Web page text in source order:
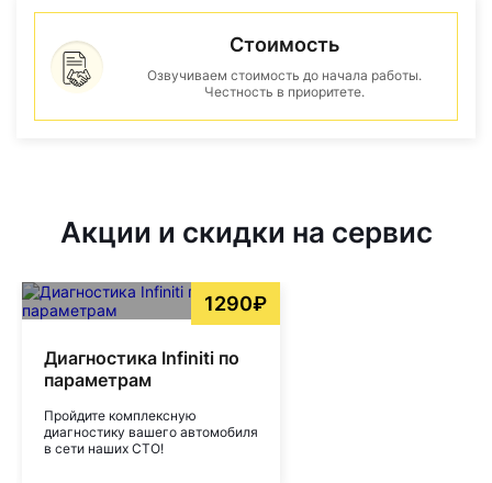
Стоимость
Озвучиваем стоимость до начала работы.
Честность в приоритете.
Акции и скидки на сервис
1290₽
Диагностика Infiniti по
параметрам
Пройдите комплексную
диагностику вашего автомобиля
в сети наших СТО!